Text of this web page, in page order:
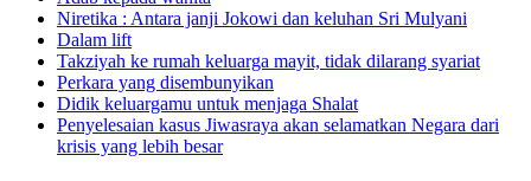
Niretika : Antara janji Jokowi dan keluhan Sri Mulyani
Dalam lift
Takziyah ke rumah keluarga mayit, tidak dilarang syariat
Perkara yang disembunyikan
Didik keluargamu untuk menjaga Shalat
Penyelesaian kasus Jiwasraya akan selamatkan Negara dari
krisis yang lebih besar